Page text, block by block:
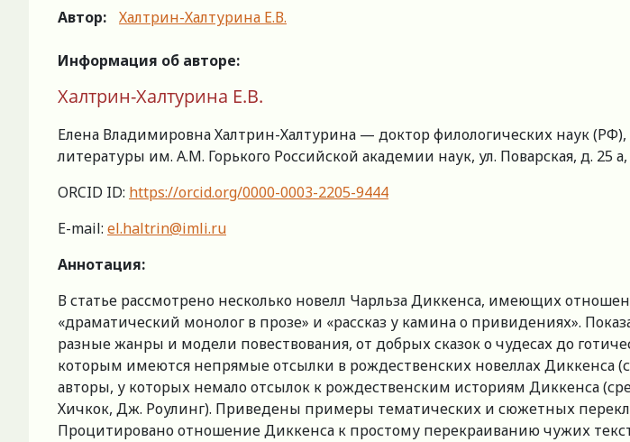
Автор:
Халтрин-Халтурина Е.В.
Информация об авторе:
Халтрин-Халтурина Е.В.
Елена Владимировна Халтрин-Халтурина — доктор филологических наук
литературы им. А.М. Горького Российской академии наук, ул. Поварская, д. 25 а,
ORCID ID: https://orcid.org/0000-0003-2205-9444
E-mail: el.haltrin@imli.ru
Аннотация:
В статье рассмотрено несколько новелл Чарльза Диккенса, имеющих
«драматический монолог в прозе» и «рассказ у камина о привидениях».
разные жанры и модели повествования, от добрых сказок о чудесах до
которым имеются непрямые отсылки в рождественских новеллах
авторы, у которых немало отсылок к рождественским историям Диккенса
Хичкок, Дж. Роулинг). Приведены примеры тематических и сюжетных
Процитировано отношение Диккенса к простому перекраиванию чужих